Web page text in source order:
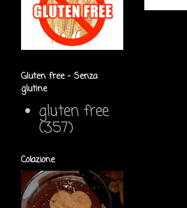
Gluten free - Senza
glutine
gluten free
(357)
Colazione